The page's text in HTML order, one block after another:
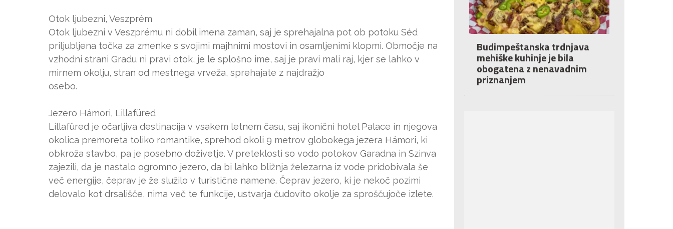
Otok ljubezni, Veszprém
Otok ljubezni v Veszprému ni dobil imena zaman, saj je sprehajalna pot ob potoku Séd
priljubljena točka za zmenke s svojimi majhnimi mostovi in osamljenimi klopmi. Območje na
vzhodni strani Gradu ni pravi otok, je le splošno ime, saj je pravi mali raj, kjer se lahko v
mirnem okolju, stran od mestnega vrveža, sprehajate z najdražjo
osebo.
Jezero Hámori, Lillafüred
Lillafüred je očarljiva destinacija v vsakem letnem času, saj ikonični hotel Palace in njegova
okolica premoreta toliko romantike, sprehod okoli 9 metrov globokega jezera Hámori, ki
obkroža stavbo, pa je posebno doživetje. V preteklosti so vodo potokov Garadna in Szinva
zajezili, da je nastalo ogromno jezero, da bi lahko bližnja železarna iz vode pridobivala še
več energije, čeprav je že služilo v turistične namene. Čeprav jezero, ki je nekoč pozimi
delovalo kot drsališče, nima več te funkcije, ustvarja čudovito okolje za sproščujoče izlete.
Budimpeštanska trdnjava
mehiške kuhinje je bila
obogatena z nenavadnim
priznanjem